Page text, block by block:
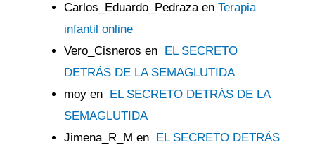
Carlos_Eduardo_Pedrazaen Terapia
infantil online
Vero_Cisneros en EL SECRETO
DETRÁS DE LA SEMAGLUTIDA
moy en EL SECRETO DETRÁS DE LA
SEMAGLUTIDA
Jimena_R_M en EL SECRETO DETRÁS